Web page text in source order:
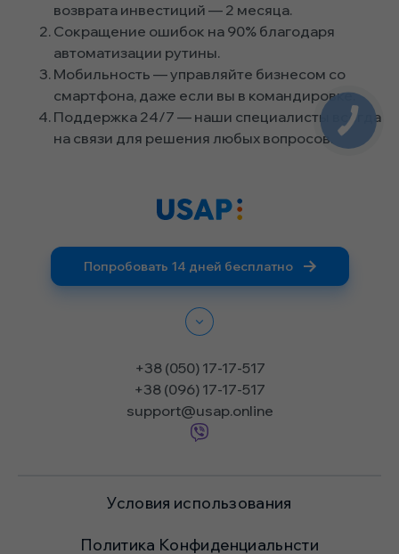
возврата инвестиций — 2 месяца.
Сокращение ошибок на 90% благодаря
автоматизации рутины.
Мобильность — управляйте бизнесом со
смартфона, даже если вы в командировке.
Поддержка 24/7 — наши специалисты всегда
на связи для решения любых вопросов.
Попробовать 14 дней бесплатно
+38 (050) 17-17-517
+38 (096) 17-17-517
support@usap.online
Условия использования
Политика Конфиденциальнсти